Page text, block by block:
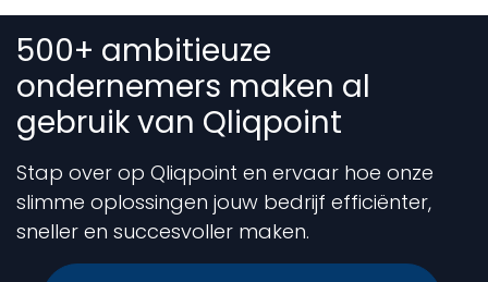
500+ ambitieuze
ondernemers maken al
gebruik van Qliqpoint
Stap over op Qliqpoint en ervaar hoe onze
slimme oplossingen jouw bedrijf efficiënter,
sneller en succesvoller maken.